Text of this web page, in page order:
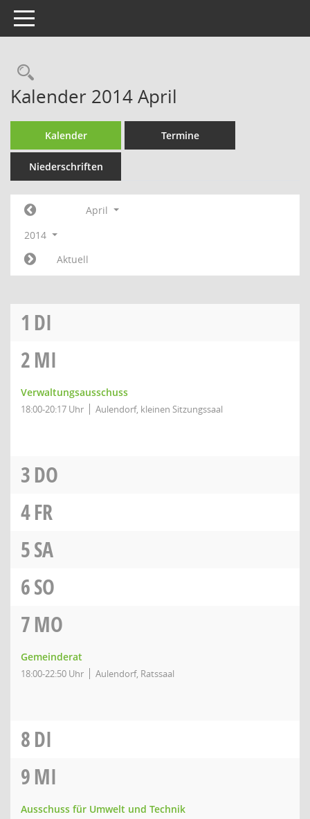
Toggle navigation
Kalender 2014 April
Kalender Termine
Niederschriften
April
2014
Aktuell
1 DI
2MI
Verwaltungsausschuss
18:00-20:17 Uhr Aulendorf, kleinen Sitzungssaal
3DO
4FR
5SA
6SO
7MO
Gemeinderat
18:00-22:50 Uhr Aulendorf, Ratssaal
8DI
9MI
Ausschuss für Umwelt und Technik